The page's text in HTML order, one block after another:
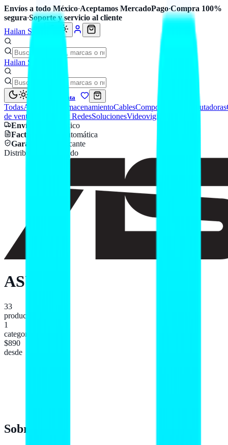
Envíos a todo México·Aceptamos MercadoPago·Compra 100%
segura·Soporte y servicio al cliente
Hailan Store
Hailan Store
Mi cuenta
TodasAccesorios AlmacenamientoCablesComponentes Computadoras
de venta
Seguridad y RedesSolucionesVideovigilancia
Envío
a todo México
Factura CFDI
automática
Garantía
de fabricante
Distribuidor autorizado
ASUS
33
productos
1
categoría
$890
desde
Sobre